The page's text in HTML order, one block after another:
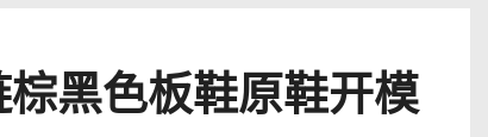
黑色板鞋原鞋开模